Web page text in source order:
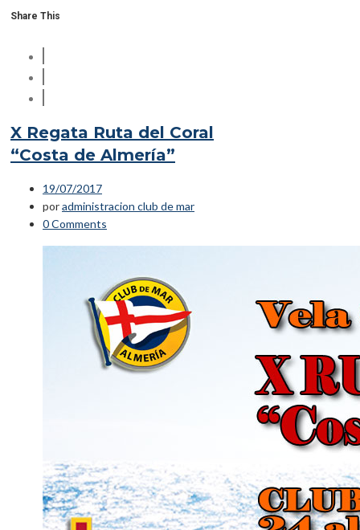
Share This
X Regata Ruta del Coral
“Costa de Almería”
19/07/2017
poradministracion club de mar
0 Comments